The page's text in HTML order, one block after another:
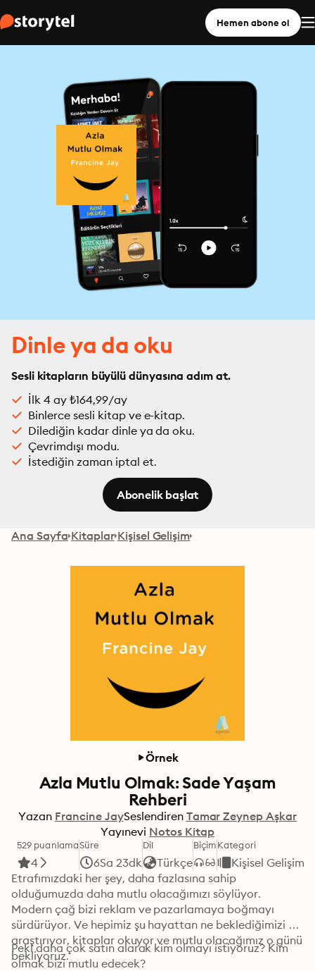
Hemen abone ol
Dinle ya da oku
Sesli kitapların büyülü dünyasına adım at.
İlk 4 ay ₺164,99/ay
Binlerce sesli kitap ve e-kitap.
Dilediğin kadar dinle ya da oku.
Çevrimdışı modu.
İstediğin zaman iptal et.
Abonelik başlat
Ana Sayfa Kitaplar Kişisel Gelişim
Örnek
Azla Mutlu Olmak: Sade Yaşam
Rehberi
Yazan Francine JaySeslendiren Tamar Zeynep Aşkar
Yayınevi Notos Kitap
529 puanlama
4
Süre
6Sa 23dk
Dil
Türkçe
BiçimKategori
Kişisel Gelişim
Etrafımızdaki her şey, daha fazlasına sahip
olduğumuzda daha mutlu olacağımızı söylüyor.
Modern çağ bizi reklam ve pazarlamaya boğmayı
sürdürüyor. Ve hepimiz şu hayattan ne beklediğimizi
araştırıyor, kitaplar okuyor ve mutlu olacağımız o günü
bekliyoruz.
Peki daha çok satın alarak kim olmayı istiyoruz? Kim
olmak bizi mutlu edecek?